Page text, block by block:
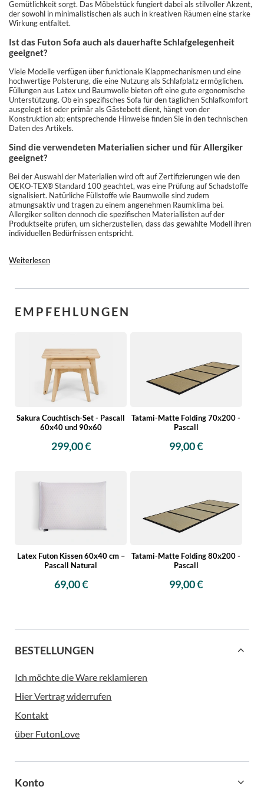
Gemütlichkeit sorgt. Das Möbelstück fungiert dabei als stilvoller Akzent,
der sowohl in minimalistischen als auch in kreativen Räumen eine starke
Wirkung entfaltet.
Ist das Futon Sofa auch als dauerhafte Schlafgelegenheit
geeignet?
Viele Modelle verfügen über funktionale Klappmechanismen und eine
hochwertige Polsterung, die eine Nutzung als Schlafplatz ermöglichen.
Füllungen aus Latex und Baumwolle bieten oft eine gute ergonomische
Unterstützung. Ob ein spezifisches Sofa für den täglichen Schlafkomfort
ausgelegt ist oder primär als Gästebett dient, hängt von der
Konstruktion ab; entsprechende Hinweise finden Sie in den technischen
Daten des Artikels.
Sind die verwendeten Materialien sicher und für Allergiker
geeignet?
Bei der Auswahl der Materialien wird oft auf Zertifizierungen wie den
OEKO-TEX® Standard 100 geachtet, was eine Prüfung auf Schadstoffe
signalisiert. Natürliche Füllstoffe wie Baumwolle sind zudem
atmungsaktiv und tragen zu einem angenehmen Raumklima bei.
Allergiker sollten dennoch die spezifischen Materiallisten auf der
Produktseite prüfen, um sicherzustellen, dass das gewählte Modell ihren
individuellen Bedürfnissen entspricht.
Weiterlesen
EMPFEHLUNGEN
Sakura Couchtisch-Set - Pascall
60x40 und 90x60
299,00 €
Tatami-Matte Folding 70x200 -
Pascall
99,00 €
Latex Futon Kissen 60x40 cm –
Pascall Natural
69,00 €
Tatami-Matte Folding 80x200 -
Pascall
99,00 €
BESTELLUNGEN
Ich möchte die Ware reklamieren
Hier Vertrag widerrufen
Kontakt
über FutonLove
Konto